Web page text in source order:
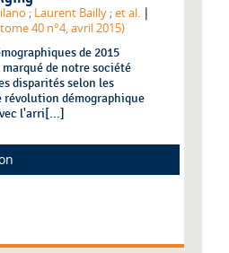
; Laurent Bailly ;et al. |
40 n°4, avril 2015)
de 2015
de notre société
disparités selon les
révolution démographique
l'arri[...]